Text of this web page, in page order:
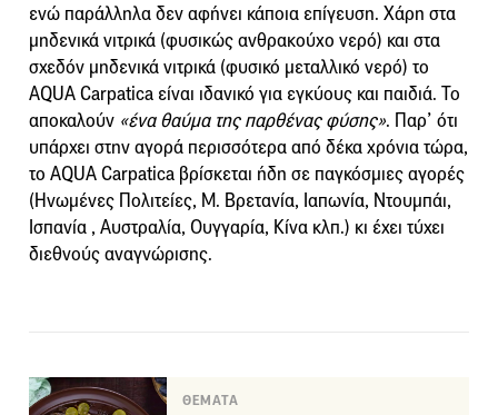
ενώ παράλληλα δεν αφήνει κάποια επίγευση. Χάρη στα
μηδενικά νιτρικά (φυσικώς ανθρακούχο νερό) και στα
σχεδόν μηδενικά νιτρικά (φυσικό μεταλλικό νερό) το
AQUA Carpatica είναι ιδανικό για εγκύους και παιδιά. Το
αποκαλούν «ένα θαύμα της παρθένας φύσης». Παρ’ ότι
υπάρχει στην αγορά περισσότερα από δέκα χρόνια τώρα,
το AQUA Carpatica βρίσκεται ήδη σε παγκόσμιες αγορές
(Ηνωμένες Πολιτείες, Μ. Βρετανία, Ιαπωνία, Ντουμπάι,
Ισπανία , Αυστραλία, Ουγγαρία, Κίνα κλπ.) κι έχει τύχει
διεθνούς αναγνώρισης.
ΘΕΜΑΤΑ